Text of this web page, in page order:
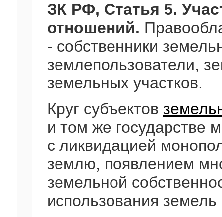
ЗК РФ, Статья 5.
отношений.
- собственники
землепользователи,
земельных участков.
Круг субъектов
и том же государстве
с ликвидацией
землю, появлением
земельной
использования